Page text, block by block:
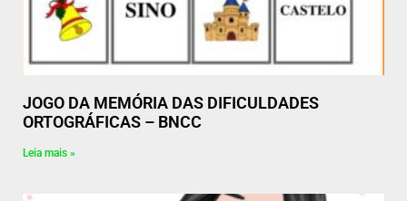
JOGO DA MEMÓRIA DAS DIFICULDADES
ORTOGRÁFICAS – BNCC
Leia mais »